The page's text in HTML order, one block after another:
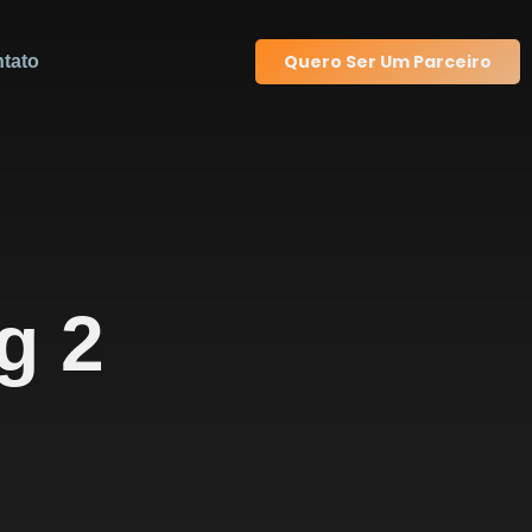
Quero Ser Um Parceiro
2